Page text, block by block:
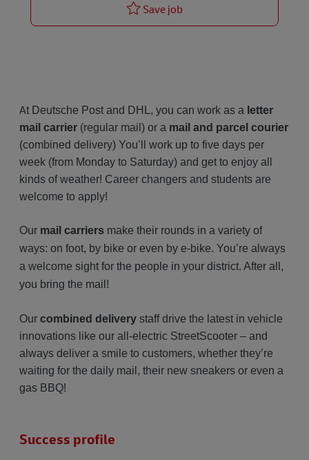
Save jobPostbote für Pakete und
At Deutsche Post and DHL, you can work as a letter
mail carrier (regular mail) or a mail and parcel courier
(combined delivery) You’ll work up to five days per
week (from Monday to Saturday) and get to enjoy all
kinds of weather! Career changers and students are
welcome to apply!
Our mail carriers make their rounds in a variety of
ways: on foot, by bike or even by e-bike. You’re always
a welcome sight for the people in your district. After all,
you bring the mail!
Our combined delivery staff drive the latest in vehicle
innovations like our all-electric StreetScooter – and
always deliver a smile to customers, whether they’re
waiting for the daily mail, their new sneakers or even a
gas BBQ!
Success profile